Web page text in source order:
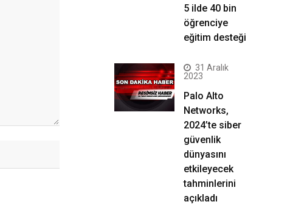
5 ilde 40 bin
öğrenciye
eğitim desteği
31 Aralık
2023
Palo Alto
Networks,
2024’te siber
güvenlik
dünyasını
etkileyecek
tahminlerini
açıkladı